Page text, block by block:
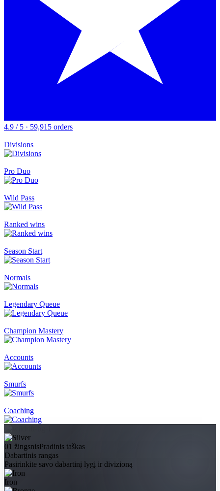
4.9 / 5 · 59,915 orders
Divisions
Pro Duo
Wild Pass
Ranked wins
Season Start
Normals
Legendary Queue
Champion Mastery
Accounts
Smurfs
Coaching
01 žingsnisPradinis taškas
Dabartinis rangas
Pasirinkite savo dabartinį lygį ir divizioną
Iron